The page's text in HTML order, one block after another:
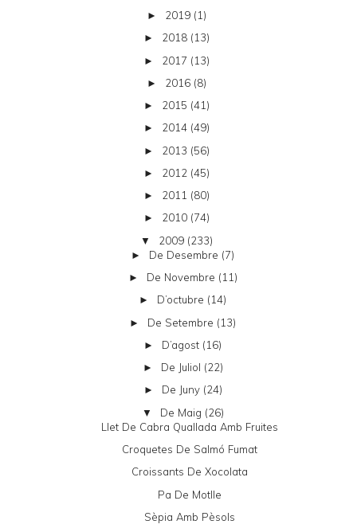
► 2019 (1)
► 2018 (13)
► 2017 (13)
► 2016 (8)
► 2015 (41)
► 2014 (49)
► 2013 (56)
► 2012 (45)
► 2011 (80)
► 2010 (74)
▼ 2009 (233)
► De Desembre (7)
► De Novembre (11)
► D’octubre (14)
► De Setembre (13)
► D’agost (16)
► De Juliol (22)
► De Juny (24)
▼ De Maig (26)
Llet De Cabra Quallada Amb Fruites
Croquetes De Salmó Fumat
Croissants De Xocolata
Pa De Motlle
Sèpia Amb Pèsols